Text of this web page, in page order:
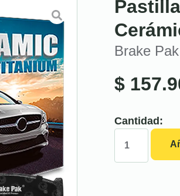
Brake Pak
$
Cantidad: